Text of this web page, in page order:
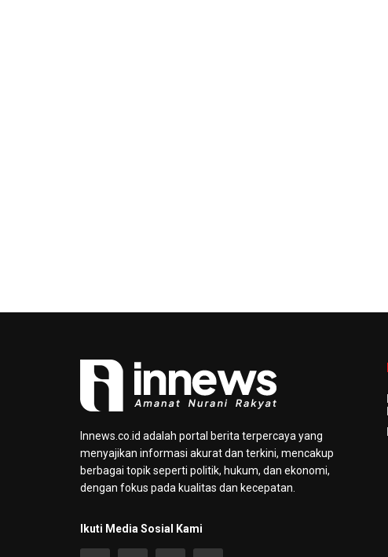
Innews.co.id adalah portal berita terpercaya yang
menyajikan informasi akurat dan terkini, mencakup
berbagai topik seperti politik, hukum, dan ekonomi,
dengan fokus pada kualitas dan kecepatan.
Ikuti Media Sosial Kami